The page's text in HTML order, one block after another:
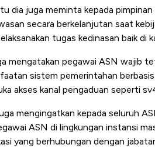
dia juga meminta kepada
secara berkelanjutan saat
tugas kedinasan baik di
mengatakan pegawai ASN wajib
sistem pemerintahan
akses kanal pengaduan seperti
mengingatkan kepada seluruh
ASN di lingkungan instansi
yang berhubungan dengan